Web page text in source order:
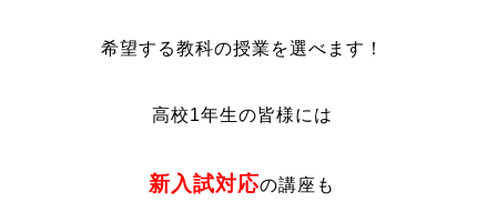
希望する教科の授業を選べます！
高校1年生の皆様には
新入試対応の講座も